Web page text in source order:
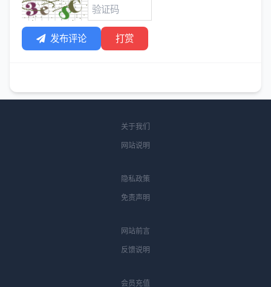
发布评论 打赏
关于我们
网站说明
隐私政策
免责声明
网站前言
反馈说明
会员充值